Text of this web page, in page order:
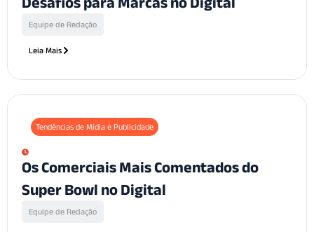
Equipe de Redação
Leia Mais
Tendências de Mídia e Publicidade
Os Comerciais Mais Comentados do
Super Bowl no Digital
Equipe de Redação